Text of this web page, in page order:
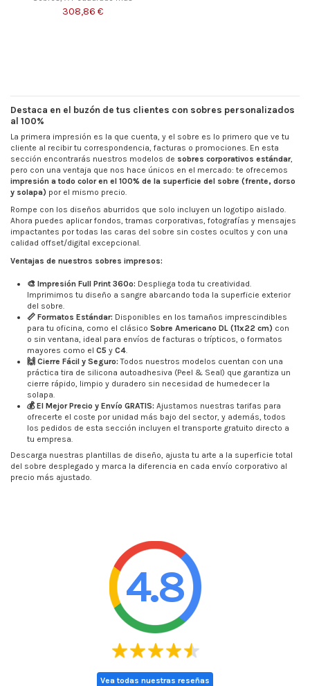
308,86 €
Destaca en el buzón de tus clientes con sobres personalizados
al 100%
La primera impresión es la que cuenta, y el sobre es lo primero que ve tu
cliente al recibir tu correspondencia, facturas o promociones. En esta
sección encontrarás nuestros modelos de sobres corporativos estándar,
pero con una ventaja que nos hace únicos en el mercado: te ofrecemos
impresión a todo color en el 100% de la superficie del sobre (frente, dorso
y solapa) por el mismo precio.
Rompe con los diseños aburridos que solo incluyen un logotipo aislado.
Ahora puedes aplicar fondos, tramas corporativas, fotografías y mensajes
impactantes por todas las caras del sobre sin costes ocultos y con una
calidad offset/digital excepcional.
Ventajas de nuestros sobres impresos:
🎨 Impresión Full Print 360º: Despliega toda tu creatividad.
Imprimimos tu diseño a sangre abarcando toda la superficie exterior
del sobre.
📏 Formatos Estándar: Disponibles en los tamaños imprescindibles
para tu oficina, como el clásico Sobre Americano DL (11x22 cm) con
o sin ventana, ideal para envíos de facturas o trípticos, o formatos
mayores como el C5 y C4
🙌 Cierre Fácil y Seguro: Todos nuestros modelos cuentan con una
práctica tira de silicona autoadhesiva (Peel & Seal) que garantiza un
cierre rápido, limpio y duradero sin necesidad de humedecer la
solapa.
💰 El Mejor Precio y Envío GRATIS: Ajustamos nuestras tarifas para
ofrecerte el coste por unidad más bajo del sector, y además, todos
los pedidos de esta sección incluyen el transporte gratuito directo a
tu empresa.
Descarga nuestras plantillas de diseño, ajusta tu arte a la superficie total
del sobre desplegado y marca la diferencia en cada envío corporativo al
precio más ajustado.
4.8
Vea todas nuestras reseñas